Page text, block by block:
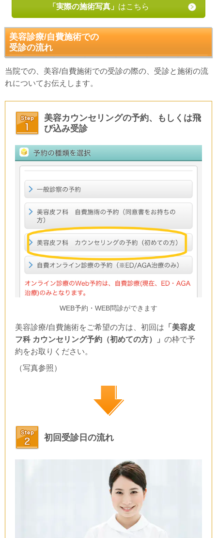
「実際の施術写真」 はこちら
美容診療/自費施術での
受診の流れ
当院での、美容/自費施術での受診の際の、受診と施術の流
れについてお伝えします。
美容カウンセリングの予約、もしくは飛
び込み受診
WEB予約・WEB問診ができます
美容診療/自費施術をご希望の方は、初回は 「 美容皮
フ科 カウンセリング予約（初めての方）」 の枠で予
約をお取りください。
（写真参照）
初回受診日の流れ